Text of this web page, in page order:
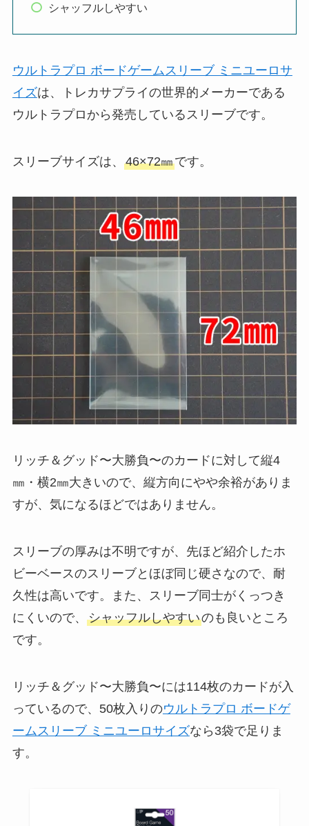
シャッフルしやすい
ウルトラプロ ボードゲームスリーブ ミニユーロサ
イズは、トレカサプライの世界的メーカーである
ウルトラプロから発売しているスリーブです。
スリーブサイズは、 46×72㎜です。
リッチ＆グッド〜大勝負〜のカードに対して縦4
㎜・横2㎜大きいので、縦方向にやや余裕がありま
すが、気になるほどではありません。
スリーブの厚みは不明ですが、先ほど紹介したホ
ビーベースのスリーブとほぼ同じ硬さなので、耐
久性は高いです。また、スリーブ同士がくっつき
にくいので、 シャッフルしやすいのも良いところ
です。
リッチ＆グッド〜大勝負〜には114枚のカードが入
っているので、50枚入りのウルトラプロ ボードゲ
ームスリーブ ミニユーロサイズなら3袋で足りま
す。